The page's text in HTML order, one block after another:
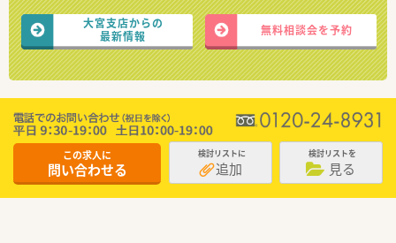
大宮支店からの
最新情報
無料相談会を予約
この求人に
問い合わせる
検討リストに
追加
検討リストを
見る